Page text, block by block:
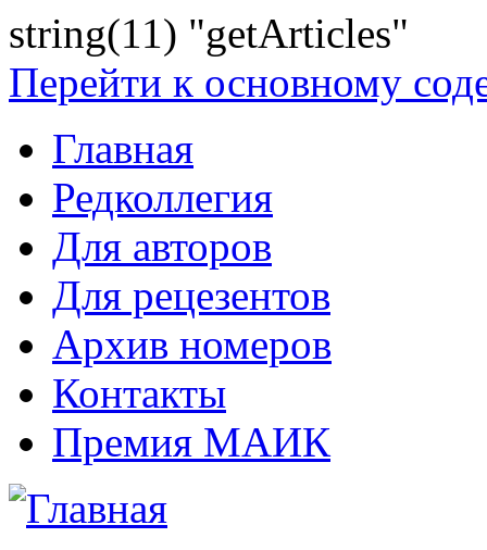
string(11) "getArticles"
Перейти к основному
Главная
Редколлегия
Для авторов
Для рецезентов
Архив номеров
Контакты
Премия МАИК